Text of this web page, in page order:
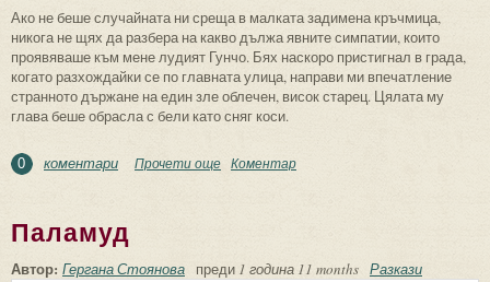
Ако не беше случайната ни среща в малката задимена кръчмица,
никога не щях да разбера на какво дължа явните симпатии, които
проявяваше към мене лудият Гунчо. Бях наскоро пристигнал в града,
когато разхождайки се по главната улица, направи ми впечатление
странното държане на един зле облечен, висок старец. Цялата му
глава беше обрасла с бели като сняг коси.
0 коментари Прочети още about Лудият Гунчо
Коментар
Паламуд
Автор: Гергана Стоянова преди 1 година 11 months Разкази